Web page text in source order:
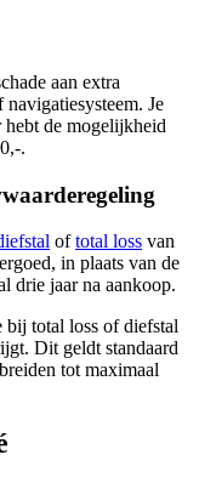
aan extra
Je
hebt de mogelijkheid
.
oftotal loss van
in plaats van de
drie jaar na aankoop.
bij total loss of diefstal
Dit geldt standaard
tot maximaal